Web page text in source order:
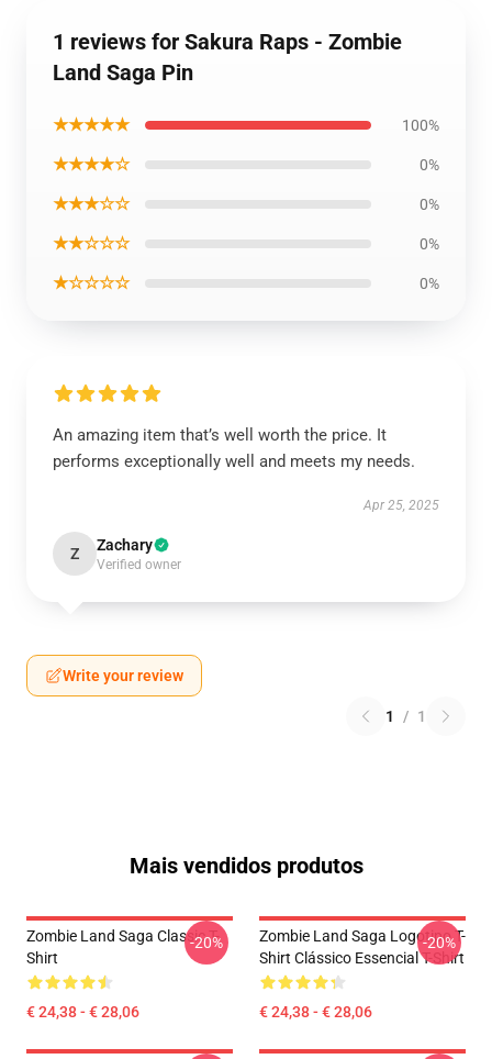
1 reviews for Sakura Raps - Zombie
Land Saga Pin
★★★★★ 100%
★★★★☆ 0%
★★★☆☆ 0%
★★☆☆☆ 0%
★☆☆☆☆ 0%
An amazing item that’s well worth the price. It
performs exceptionally well and meets my needs.
Apr 25, 2025
Z Zachary
Verified owner
Write your review
1 / 1
Mais vendidos produtos
Zombie Land Saga Classic T-
Shirt
€ 24,38 - € 28,06
-20%
Zombie Land Saga Logotipo T-
Shirt Clássico Essencial T-Shirt
€ 24,38 - € 28,06
-20%